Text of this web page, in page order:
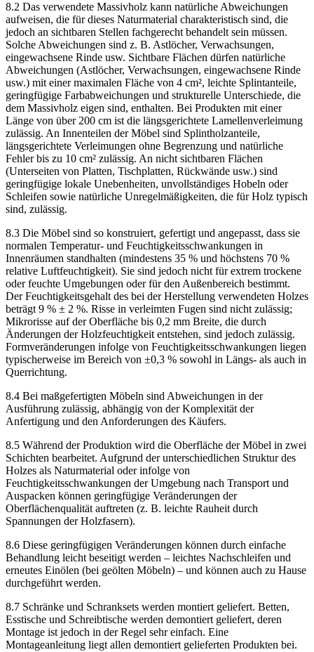
8.2 Das verwendete Massivholz kann natürliche Abweichungen
aufweisen, die für dieses Naturmaterial charakteristisch sind, die
jedoch an sichtbaren Stellen fachgerecht behandelt sein müssen.
Solche Abweichungen sind z. B. Astlöcher, Verwachsungen,
eingewachsene Rinde usw. Sichtbare Flächen dürfen natürliche
Abweichungen (Astlöcher, Verwachsungen, eingewachsene Rinde
usw.) mit einer maximalen Fläche von 4 cm², leichte Splintanteile,
geringfügige Farbabweichungen und strukturelle Unterschiede, die
dem Massivholz eigen sind, enthalten. Bei Produkten mit einer
Länge von über 200 cm ist die längsgerichtete Lamellenverleimung
zulässig. An Innenteilen der Möbel sind Splintholzanteile,
längsgerichtete Verleimungen ohne Begrenzung und natürliche
Fehler bis zu 10 cm² zulässig. An nicht sichtbaren Flächen
(Unterseiten von Platten, Tischplatten, Rückwände usw.) sind
geringfügige lokale Unebenheiten, unvollständiges Hobeln oder
Schleifen sowie natürliche Unregelmäßigkeiten, die für Holz typisch
sind, zulässig.
8.3 Die Möbel sind so konstruiert, gefertigt und angepasst, dass sie
normalen Temperatur- und Feuchtigkeitsschwankungen in
Innenräumen standhalten (mindestens 35 % und höchstens 70 %
relative Luftfeuchtigkeit). Sie sind jedoch nicht für extrem trockene
oder feuchte Umgebungen oder für den Außenbereich bestimmt.
Der Feuchtigkeitsgehalt des bei der Herstellung verwendeten Holzes
beträgt 9 % ± 2 %. Risse in verleimten Fugen sind nicht zulässig;
Mikrorisse auf der Oberfläche bis 0,2 mm Breite, die durch
Änderungen der Holzfeuchtigkeit entstehen, sind jedoch zulässig.
Formveränderungen infolge von Feuchtigkeitsschwankungen liegen
typischerweise im Bereich von ±0,3 % sowohl in Längs- als auch in
Querrichtung.
8.4 Bei maßgefertigten Möbeln sind Abweichungen in der
Ausführung zulässig, abhängig von der Komplexität der
Anfertigung und den Anforderungen des Käufers.
8.5 Während der Produktion wird die Oberfläche der Möbel in zwei
Schichten bearbeitet. Aufgrund der unterschiedlichen Struktur des
Holzes als Naturmaterial oder infolge von
Feuchtigkeitsschwankungen der Umgebung nach Transport und
Auspacken können geringfügige Veränderungen der
Oberflächenqualität auftreten (z. B. leichte Rauheit durch
Spannungen der Holzfasern).
8.6 Diese geringfügigen Veränderungen können durch einfache
Behandlung leicht beseitigt werden – leichtes Nachschleifen und
erneutes Einölen (bei geölten Möbeln) – und können auch zu Hause
durchgeführt werden.
8.7 Schränke und Schranksets werden montiert geliefert. Betten,
Esstische und Schreibtische werden demontiert geliefert, deren
Montage ist jedoch in der Regel sehr einfach. Eine
Montageanleitung liegt allen demontiert gelieferten Produkten bei.